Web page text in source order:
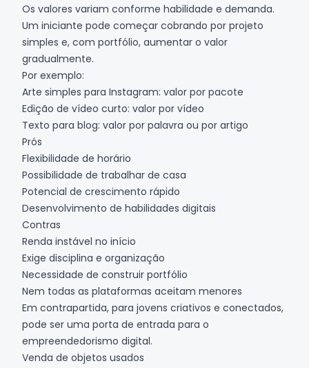
Os valores variam conforme habilidade e demanda.
Um iniciante pode começar cobrando por projeto
simples e, com portfólio, aumentar o valor
gradualmente.
Por exemplo:
Arte simples para Instagram: valor por pacote
Edição de vídeo curto: valor por vídeo
Texto para blog: valor por palavra ou por artigo
Prós
Flexibilidade de horário
Possibilidade de trabalhar de casa
Potencial de crescimento rápido
Desenvolvimento de habilidades digitais
Contras
Renda instável no início
Exige disciplina e organização
Necessidade de construir portfólio
Nem todas as plataformas aceitam menores
Em contrapartida, para jovens criativos e conectados,
pode ser uma porta de entrada para o
empreendedorismo digital.
Venda de objetos usados